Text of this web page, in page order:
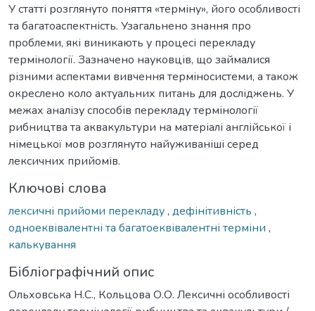
У статті розглянуто поняття «терміну», його особливості
та багатоаспектність. Узагальнено знання про
проблеми, які виникають у процесі перекладу
термінології. Зазначено науковців, що займалися
різними аспектами вивчення терміносистеми, а також
окреслено коло актуальних питань для досліджень. У
межах аналізу способів перекладу термінології
рибництва та аквакультури на матеріалі англійської і
німецької мов розглянуто найуживаніші серед
лексичних прийомів.
Ключові слова
лексичні прийоми перекладу, дефінітивність ,
одноеквівалентні та багатоеквівалентні терміни ,
калькування
Бібліографічний опис
Ольховська Н.С., Кольцова О.О. Лексичні особливості